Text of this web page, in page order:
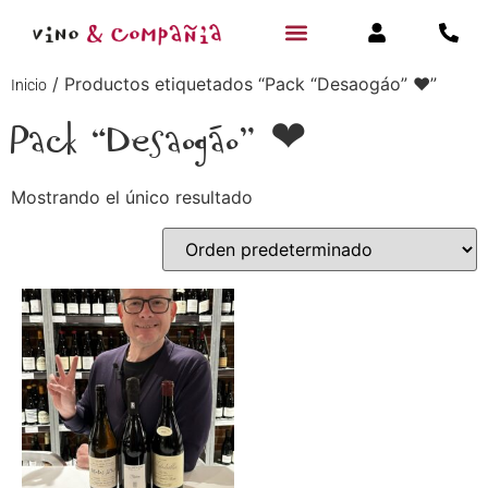
Inicio / Productos etiquetados “Pack “Desaogáo” ❤”
Pack “Desaogáo” ❤
Mostrando el único resultado